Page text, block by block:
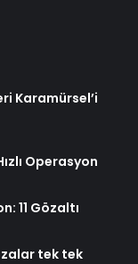
Karamürsel’i
Operasyon
11 Gözaltı
tek tek